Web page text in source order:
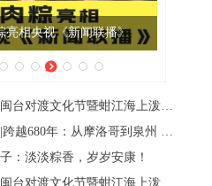
亮相央视《新闻联播》
：淡淡粽香，岁岁安康！